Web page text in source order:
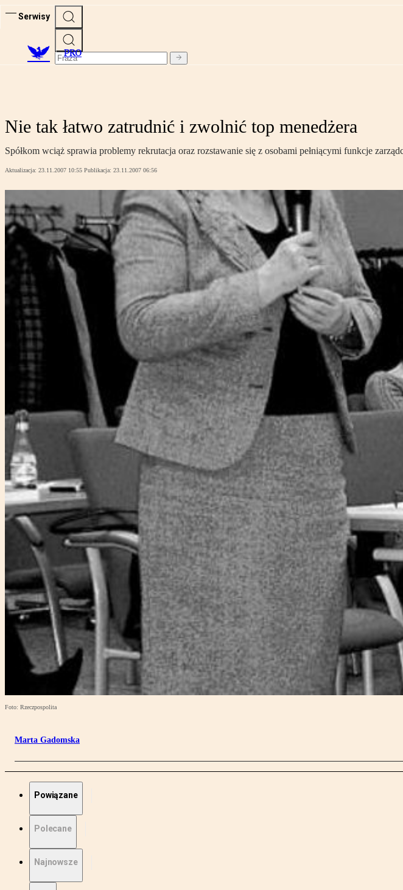
Serwisy
PRO
Nie tak łatwo zatrudnić i zwolnić top menedżera
Spółkom wciąż sprawia problemy rekrutacja oraz rozstawanie się z osobami pełniącymi funkcje
Aktualizacja: 23.11.2007 10:55 Publikacja: 23.11.2007 06:56
Foto: Rzeczpospolita
Marta Gadomska
Powiązane
Polecane
Najnowsze